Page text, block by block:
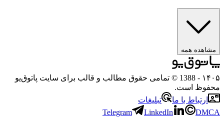
مشاهده همه
۱۴۰۵
- 1388 © تمامی حقوق مطالب و قالب برای سایت پاتوق‌یو
محفوظ است.
ارتباط با ما
تبلیغات
Telegram
LinkedIn DMCA